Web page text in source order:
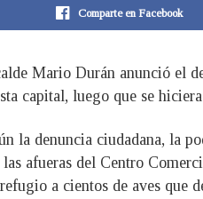
Comparte en Facebook
Mario Durán anunció el
capital, luego que se
la denuncia ciudadana, la
las afueras del Centro
a cientos de aves que